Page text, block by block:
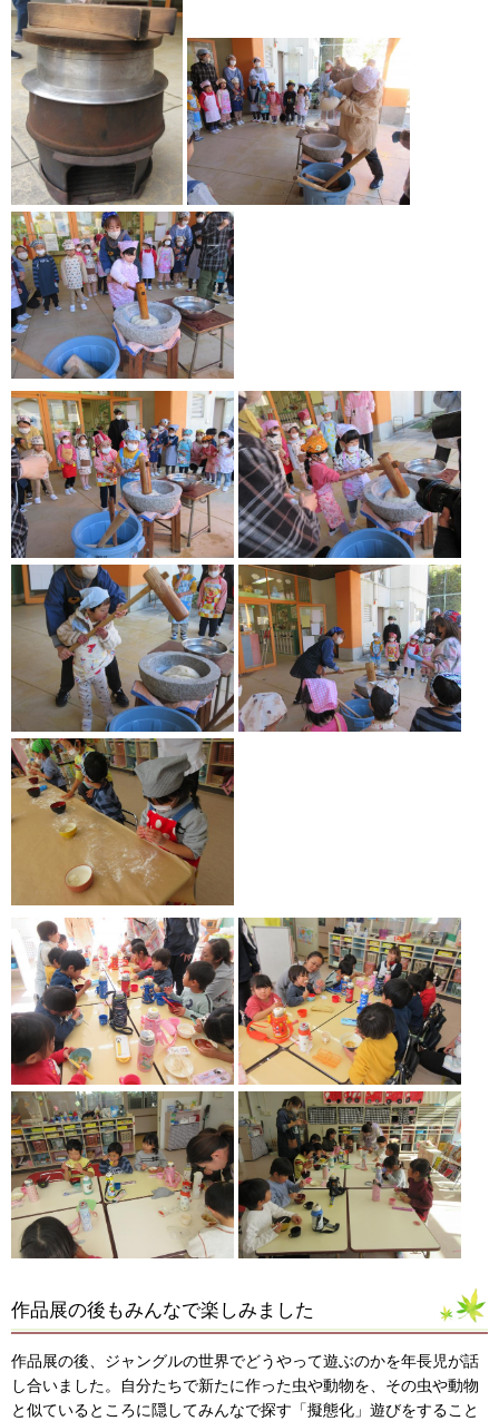
作品展の後もみんなで楽しみました
作品展の後、ジャングルの世界でどうやって遊ぶのかを年長児が話
し合いました。自分たちで新たに作った虫や動物を、その虫や動物
と似ているところに隠してみんなで探す「擬態化」遊びをすること